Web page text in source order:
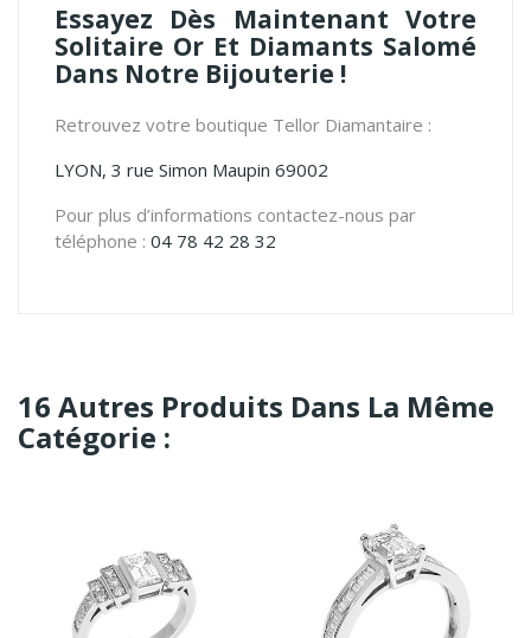
Essayez Dès Maintenant Votre
Solitaire Or Et Diamants Salomé
Dans Notre Bijouterie !
Retrouvez votre boutique Tellor Diamantaire :
LYON, 3 rue Simon Maupin 69002
Pour plus d’informations contactez-nous par
téléphone : 04 78 42 28 32
16 Autres Produits Dans La Même
Catégorie :